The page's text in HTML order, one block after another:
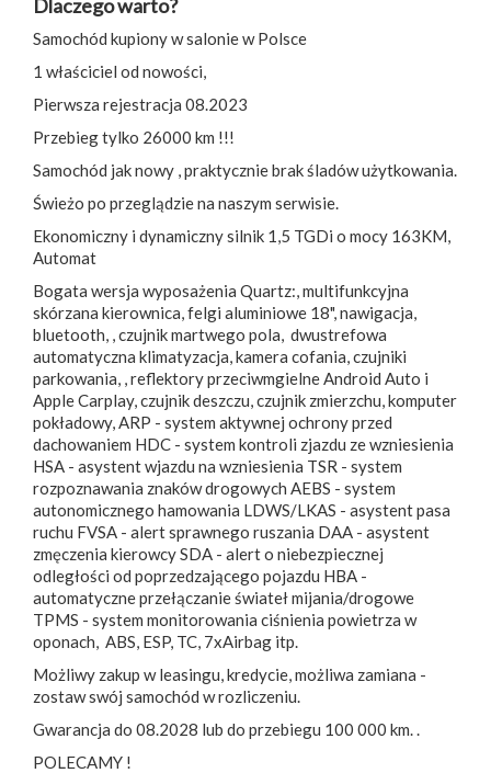
Dlaczego warto?
Samochód kupiony w salonie w Polsce
1 właściciel od nowości,
Pierwsza rejestracja 08.2023
Przebieg tylko 26000 km !!!
Samochód jak nowy , praktycznie brak śladów użytkowania.
Świeżo po przeglądzie na naszym serwisie.
Ekonomiczny i dynamiczny silnik 1,5 TGDi o mocy 163KM,
Automat
Bogata wersja wyposażenia Quartz:, multifunkcyjna
skórzana kierownica, felgi aluminiowe 18", nawigacja,
bluetooth, , czujnik martwego pola, dwustrefowa
automatyczna klimatyzacja, kamera cofania, czujniki
parkowania, , reflektory przeciwmgielne Android Auto i
Apple Carplay, czujnik deszczu, czujnik zmierzchu, komputer
pokładowy, ARP - system aktywnej ochrony przed
dachowaniem HDC - system kontroli zjazdu ze wzniesienia
HSA - asystent wjazdu na wzniesienia TSR - system
rozpoznawania znaków drogowych AEBS - system
autonomicznego hamowania LDWS/LKAS - asystent pasa
ruchu FVSA - alert sprawnego ruszania DAA - asystent
zmęczenia kierowcy SDA - alert o niebezpiecznej
odległości od poprzedzającego pojazdu HBA -
automatyczne przełączanie świateł mijania/drogowe
TPMS - system monitorowania ciśnienia powietrza w
oponach, ABS, ESP, TC, 7xAirbag itp.
Możliwy zakup w leasingu, kredycie, możliwa zamiana -
zostaw swój samochód w rozliczeniu.
Gwarancja do 08.2028 lub do przebiegu 100 000 km. .
POLECAMY !